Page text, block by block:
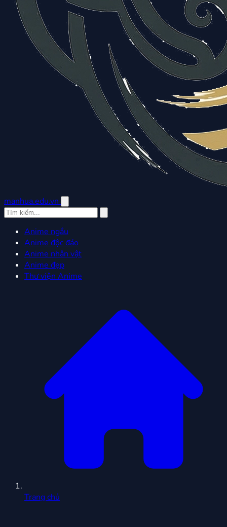
manhua.edu.vn
Anime ngầu
Anime độc đáo
Anime nhân vật
Anime đẹp
Thư viện Anime
Trang chủ